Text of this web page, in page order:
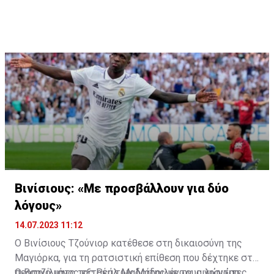
Ισπανός στόπερ.
Βινίσιους: «Με προσβάλλουν για δύο
λόγους»
14.07.2023 11:12
Ο Βινίσιους Τζούνιορ κατέθεσε στη δικαιοσύνη της
Μαγιόρκα, για τη ρατσιστική επίθεση που δέχτηκε στο